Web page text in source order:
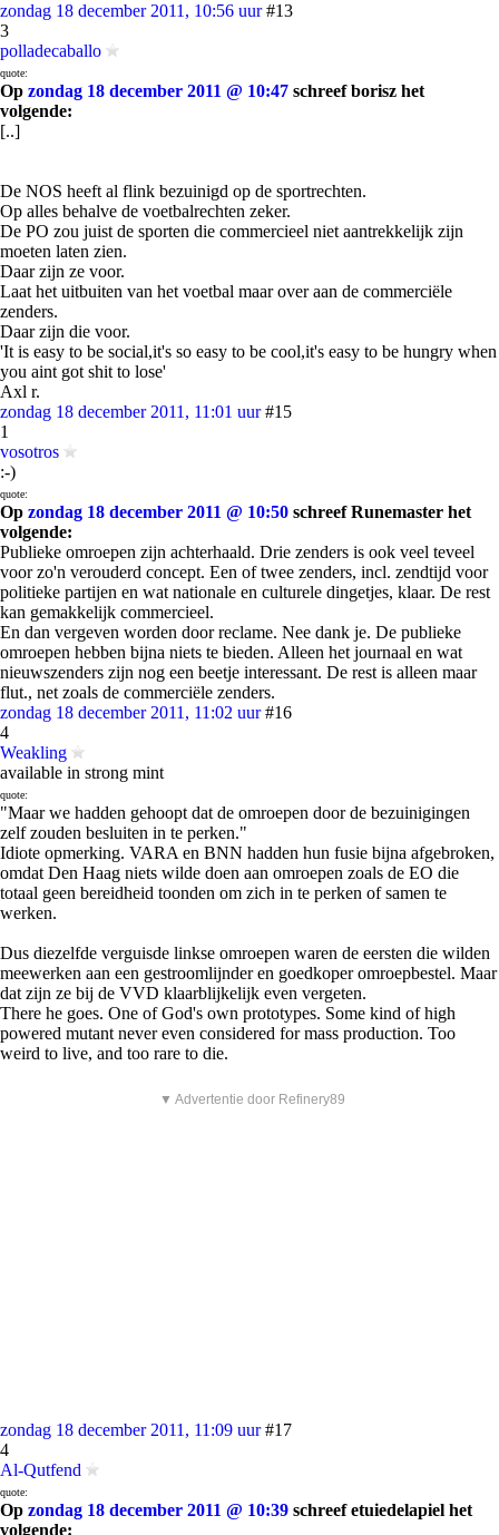
zondag 18 december 2011, 10:56 uur #13
3
polladecaballo
quote:
Op zondag 18 december 2011 @ 10:47 schreef borisz het
volgende:
[..]
De NOS heeft al flink bezuinigd op de sportrechten.
Op alles behalve de voetbalrechten zeker.
De PO zou juist de sporten die commercieel niet aantrekkelijk zijn
moeten laten zien.
Daar zijn ze voor.
Laat het uitbuiten van het voetbal maar over aan de commerciële
zenders.
Daar zijn die voor.
'It is easy to be social,it's so easy to be cool,it's easy to be hungry when
you aint got shit to lose'
Axl r.
zondag 18 december 2011, 11:01 uur #15
1
vosotros
:-)
quote:
Op zondag 18 december 2011 @ 10:50 schreef Runemaster het
volgende:
Publieke omroepen zijn achterhaald. Drie zenders is ook veel teveel
voor zo'n verouderd concept. Een of twee zenders, incl. zendtijd voor
politieke partijen en wat nationale en culturele dingetjes, klaar. De rest
kan gemakkelijk commercieel.
En dan vergeven worden door reclame. Nee dank je. De publieke
omroepen hebben bijna niets te bieden. Alleen het journaal en wat
nieuwszenders zijn nog een beetje interessant. De rest is alleen maar
flut., net zoals de commerciële zenders.
zondag 18 december 2011, 11:02 uur #16
4
Weakling
available in strong mint
quote:
"Maar we hadden gehoopt dat de omroepen door de bezuinigingen
zelf zouden besluiten in te perken."
Idiote opmerking. VARA en BNN hadden hun fusie bijna afgebroken,
omdat Den Haag niets wilde doen aan omroepen zoals de EO die
totaal geen bereidheid toonden om zich in te perken of samen te
werken.
Dus diezelfde verguisde linkse omroepen waren de eersten die wilden
meewerken aan een gestroomlijnder en goedkoper omroepbestel. Maar
dat zijn ze bij de VVD klaarblijkelijk even vergeten.
There he goes. One of God's own prototypes. Some kind of high
powered mutant never even considered for mass production. Too
weird to live, and too rare to die.
▼ Advertentie door Refinery89
zondag 18 december 2011, 11:09 uur #17
4
Al-Qutfend
quote:
Op zondag 18 december 2011 @ 10:39 schreef etuiedelapiel het
volgende: